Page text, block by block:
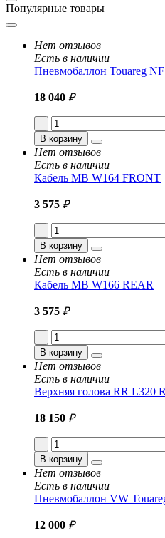
Популярные товары
Нет отзывов
Есть в наличии
Пневмобаллон Touareg
18 040 ₽
В корзину
Нет отзывов
Есть в наличии
Кабель MB W164 FRONT
3 575 ₽
В корзину
Нет отзывов
Есть в наличии
Кабель MB W166 REAR
3 575 ₽
В корзину
Нет отзывов
Есть в наличии
Верхняя голова RR L320
18 150 ₽
В корзину
Нет отзывов
Есть в наличии
Пневмобаллон VW
12 000 ₽